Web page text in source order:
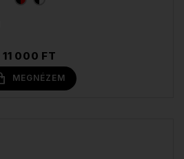
11 000 FT
MEGNÉZEM